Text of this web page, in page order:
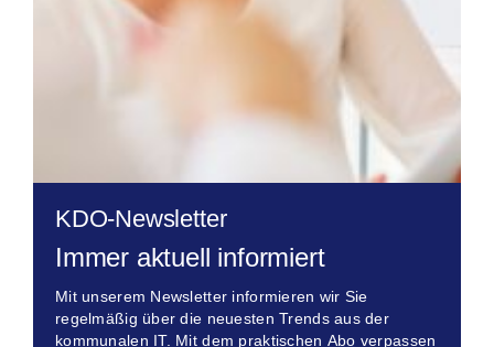
KDO-Newsletter
Immer aktuell informiert
Mit unserem Newsletter informieren wir Sie
regelmäßig über die neuesten Trends aus der
kommunalen IT. Mit dem praktischen Abo verpassen